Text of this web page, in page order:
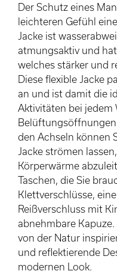
Der Schutz eines
leichteren Gefühl
Jacke ist
atmungsaktiv und
welches stärker und
Diese flexible Jacke
an und ist damit die
Aktivitäten bei jedem
den Achseln können
Jacke strömen
Körperwärme
Taschen, die Sie
Klettverschlüsse,
Reißverschluss mit
abnehmbare
von der Natur
und reflektierende
modernen Look.